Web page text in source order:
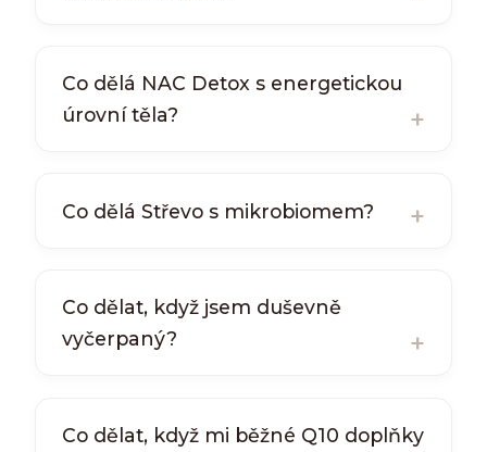
Co dělá NAC Detox s energetickou
úrovní těla?
Co dělá Střevo s mikrobiomem?
Co dělat, když jsem duševně
vyčerpaný?
Co dělat, když mi běžné Q10 doplňky